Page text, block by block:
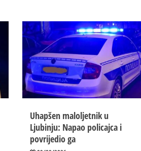
Uhapšen maloljetnik u
Ljubinju: Napao policajca i
povrijedio ga